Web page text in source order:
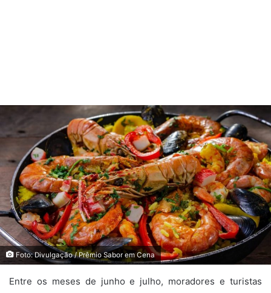
Foto: Divulgação / Prêmio Sabor em Cena
Entre os meses de junho e julho, moradores e turistas